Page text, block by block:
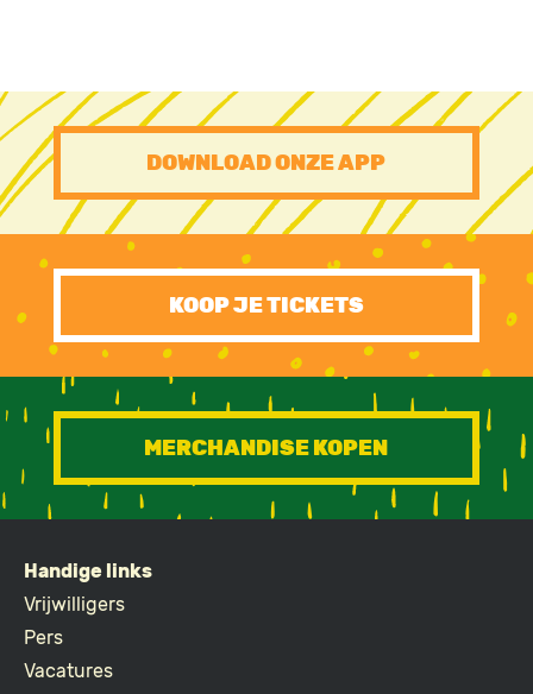
PRE
FOOTER
CTA
DOWNLOAD ONZE APP
KOOP JE TICKETS
MERCHANDISE KOPEN
FOOTER
Handige links
Vrijwilligers
Pers
Vacatures